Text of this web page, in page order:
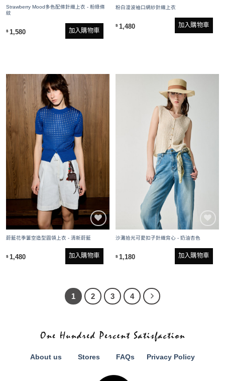
Strawberry Mood多色配條針織上衣 - 粉綠條
紋
$ 1,580 加入購物車
粉白漫波袖口網紗針織上衣
$ 1,480 加入購物車
蔚藍花季簍空造型圓領上衣 - 清新蔚藍
$ 1,480 加入購物車
沙灘拾光可愛扣子針織背心 - 奶油杏色
$ 1,180 加入購物車
1 2 3 4
About us Stores FAQs Privacy Policy